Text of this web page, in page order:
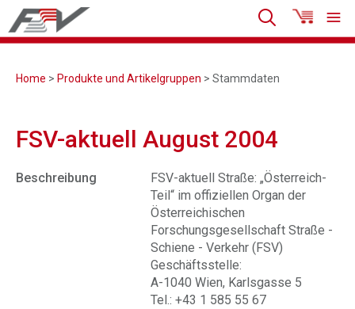
Home > Produkte und Artikelgruppen > Stammdaten
FSV-aktuell August 2004
Beschreibung
FSV-aktuell Straße: „Österreich-
Teil“ im offiziellen Organ der
Österreichischen
Forschungsgesellschaft Straße -
Schiene - Verkehr (FSV)
Geschäftsstelle:
A-1040 Wien, Karlsgasse 5
Tel.: +43 1 585 55 67